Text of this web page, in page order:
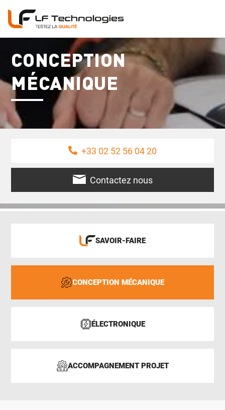
CONCEPTION
MÉCANIQUE
Contactez nous
+33 02 52 56 04 20
SAVOIR-FAIRE
CONCEPTION MÉCANIQUE
ÉLECTRONIQUE
ACCOMPAGNEMENT PROJET